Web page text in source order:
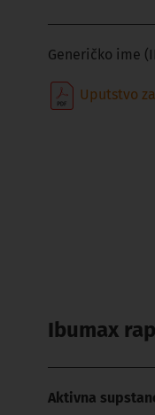
Generičko ime
Uputstvo
Ibumax
Aktivna